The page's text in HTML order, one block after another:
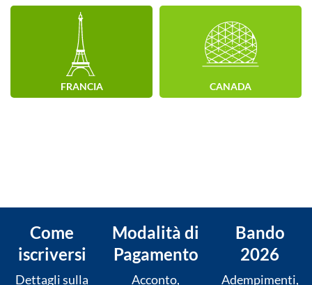
FRANCIA CANADA
Come
iscriversi
Dettagli sulla
Modalità di
Pagamento
Acconto,
Bando
2026
Adempimenti,